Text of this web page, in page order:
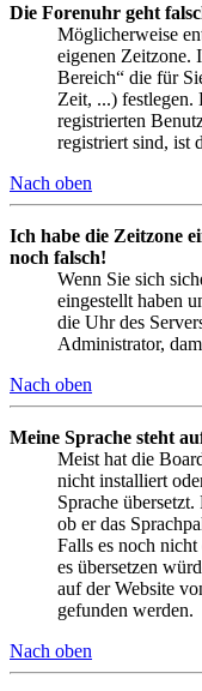
Die Forenuhr geht
Möglicherweise
eigenen Zeitzone.
Bereich“ die für
Zeit, ...) festlegen.
registrierten
registriert sind, ist
Nach oben
Ich habe die Zeitzone
noch falsch!
Wenn Sie sich
eingestellt haben
die Uhr des
Administrator,
Nach oben
Meine Sprache steht
Meist hat die
nicht installiert
Sprache
ob er das
Falls es noch
es übersetzen
auf der Website
gefunden werden.
Nach oben